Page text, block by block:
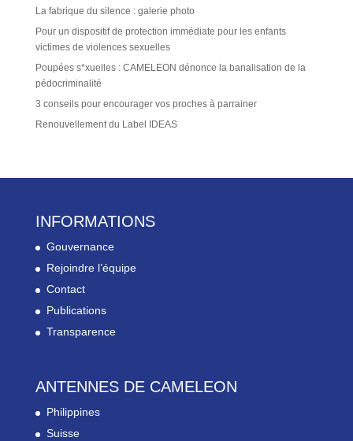
La fabrique du silence : galerie photo
Pour un dispositif de protection immédiate pour les enfants
victimes de violences sexuelles
Poupées s*xuelles : CAMELEON dénonce la banalisation de la
pédocriminalité
3 conseils pour encourager vos proches à parrainer
Renouvellement du Label IDEAS
INFORMATIONS
Gouvernance
Rejoindre l’équipe
Contact
Publications
Transparence
ANTENNES DE CAMELEON
Philippines
Suisse